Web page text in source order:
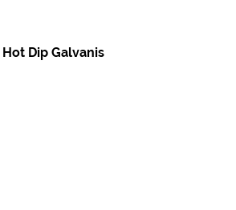
Hot Dip Galvanis